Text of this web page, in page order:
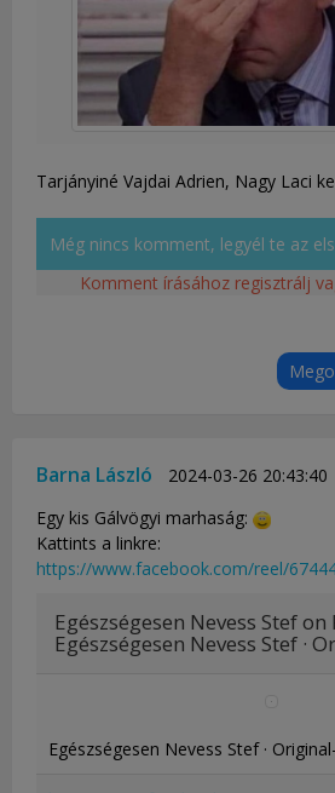
Tarjányiné Vajdai Adrien, Nagy Laci
Még nincs komment, legyél te az
Komment írásához regisztrálj
Barna László 2024-03-26 20:43:40
Egy kis Gálvögyi marhaság:
Kattints a linkre:
https://www.facebook.com/reel/
Egészségesen Nevess Stef on
Egészségesen Nevess Stef ·
Egészségesen Nevess Stef ·